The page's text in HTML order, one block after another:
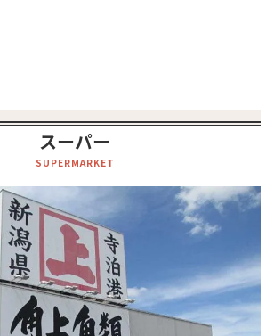
スーパー
SUPERMARKET